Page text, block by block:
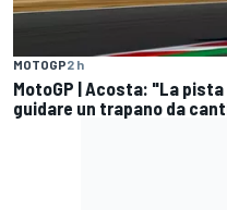
MOTOGP2 h
MotoGP | Acosta: "La
guidare un trapano da